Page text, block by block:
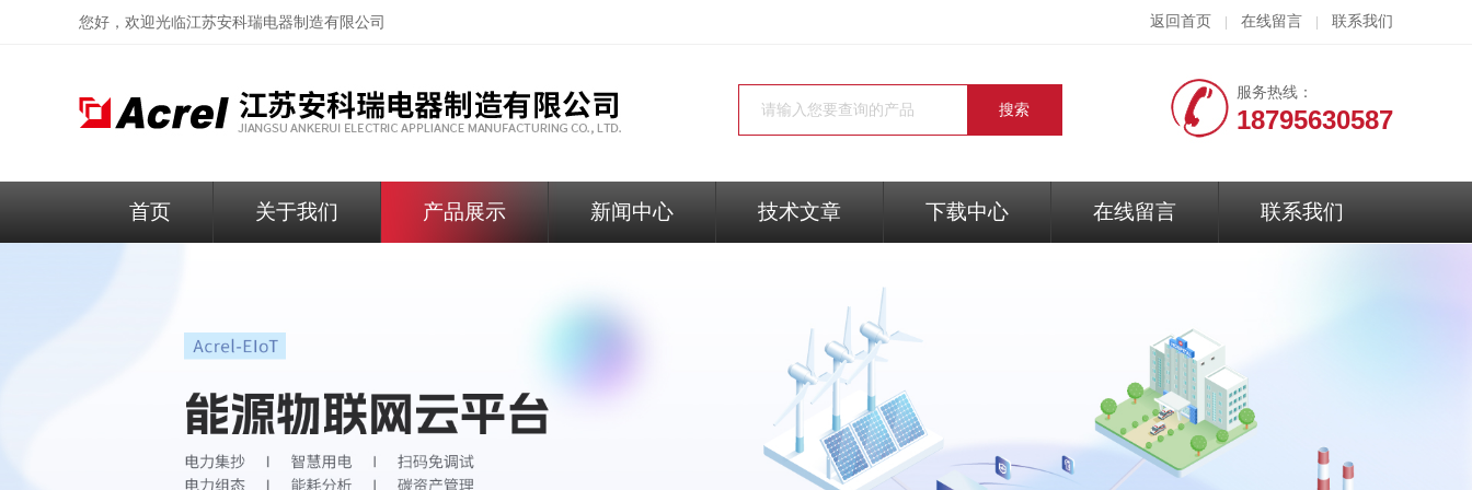
您好，欢迎光临江苏安科瑞电器制造有限公司 返回首页 在线留言 联系我们
服务热线：
18795630587
首页 关于我们 产品展示 新闻中心 技术文章 下载中心 在线留言 联系我们